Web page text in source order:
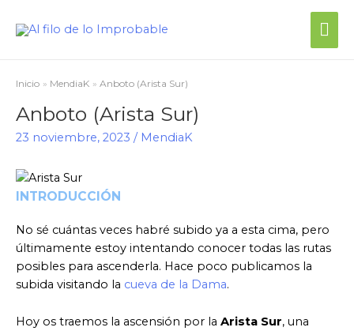
Inicio MendiaK Anboto (Arista Sur)
Anboto (Arista Sur)
23 noviembre, 2023 / MendiaK
INTRODUCCIÓN
No sé cuántas veces habré subido ya a esta cima, pero
últimamente estoy intentando conocer todas las rutas
posibles para ascenderla. Hace poco publicamos la
subida visitando la cueva de la Dama.
Hoy os traemos la ascensión por la Arista Sur, una